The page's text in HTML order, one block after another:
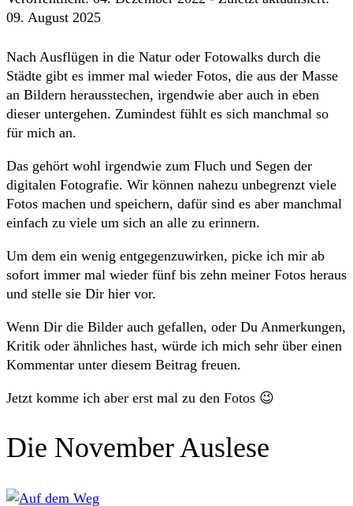
09. August 2025
Nach Ausflügen in die Natur oder Fotowalks durch die
Städte gibt es immer mal wieder Fotos, die aus der Masse
an Bildern herausstechen, irgendwie aber auch in eben
dieser untergehen. Zumindest fühlt es sich manchmal so
für mich an.
Das gehört wohl irgendwie zum Fluch und Segen der
digitalen Fotografie. Wir können nahezu unbegrenzt viele
Fotos machen und speichern, dafür sind es aber manchmal
einfach zu viele um sich an alle zu erinnern.
Um dem ein wenig entgegenzuwirken, picke ich mir ab
sofort immer mal wieder fünf bis zehn meiner Fotos heraus
und stelle sie Dir hier vor.
Wenn Dir die Bilder auch gefallen, oder Du Anmerkungen,
Kritik oder ähnliches hast, würde ich mich sehr über einen
Kommentar unter diesem Beitrag freuen.
Jetzt komme ich aber erst mal zu den Fotos 😉
Die November Auslese